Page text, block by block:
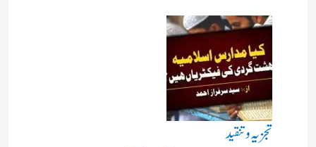
تجزیہ و تنقید